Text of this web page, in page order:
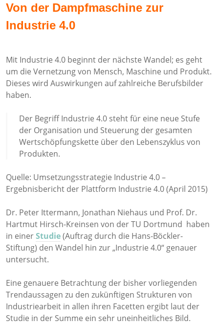
Von der Dampfmaschine zur
Industrie 4.0
Mit Industrie 4.0 beginnt der nächste Wandel; es geht
um die Vernetzung von Mensch, Maschine und Produkt.
Dieses wird Auswirkungen auf zahlreiche Berufsbilder
haben.
Der Begriff Industrie 4.0 steht für eine neue Stufe
der Organisation und Steuerung der gesamten
Wertschöpfungskette über den Lebenszyklus von
Produkten.
Quelle: Umsetzungsstrategie Industrie 4.0 –
Ergebnisbericht der Plattform Industrie 4.0 (April 2015)
Dr. Peter Ittermann, Jonathan Niehaus und Prof. Dr.
Hartmut Hirsch-Kreinsen von der TU Dortmund haben
in einerStudie(Auftrag durch die Hans-Böckler-
Stiftung) den Wandel hin zur „Industrie 4.0“ genauer
untersucht.
Eine genauere Betrachtung der bisher vorliegenden
Trendaussagen zu den zukünftigen Strukturen von
Industriearbeit in allen ihren Facetten ergibt laut der
Studie in der Summe ein sehr uneinheitliches Bild.